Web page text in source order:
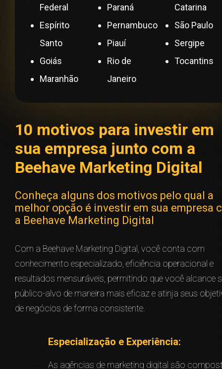
Federal
Espírito
Santo
Goiás
Maranhão
Paraná
Pernambuco
Piauí
Rio de
Janeiro
Catarina
São Paulo
Sergipe
Tocantins
10 motivos para investir em
sua empresa junto com a
Beehave Marketing Digital
Conheça alguns dos motivos pelo qual a
melhor opção é investir em sua empresa
a Beehave Marketing Digital
Com a Beehave Marketing Digital, você conta com
conhecimento especializado, eficiência operacional e
resultados mensuráveis, permitindo que você alcance
público-alvo de maneira mais eficaz e atinja seus
de negócios de forma consistente.
Especialização e Experiência:
As agências de marketing digital são